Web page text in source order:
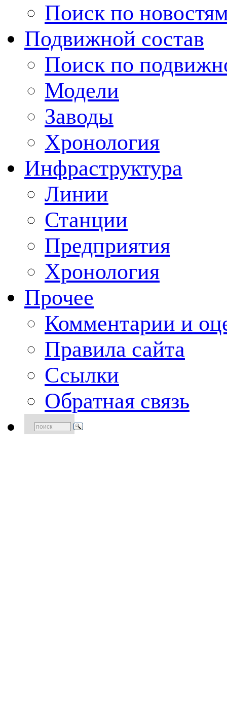
Поиск по
Подвижной состав
Поиск по
Модели
Заводы
Хронология
Инфраструктура
Линии
Станции
Предприятия
Хронология
Прочее
Комментарии и
Правила сайта
Ссылки
Обратная связь